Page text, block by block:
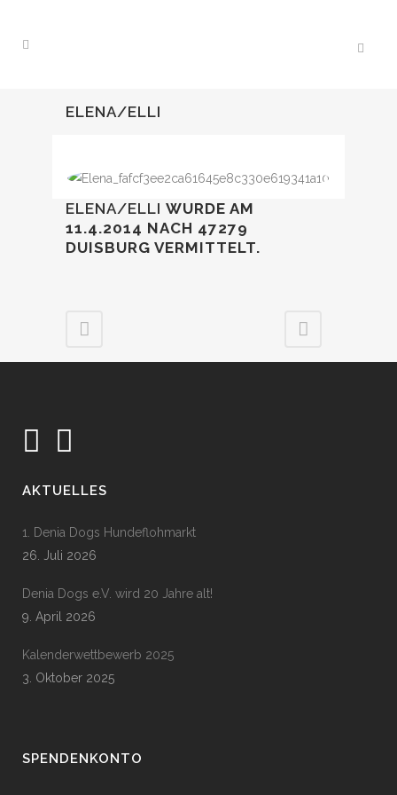
ELENA/ELLI
ELENA/ELLI WURDE AM
11.4.2014 NACH 47279
DUISBURG VERMITTELT.
AKTUELLES
1. Denia Dogs Hundeflohmarkt
26. Juli 2026
Denia Dogs e.V. wird 20 Jahre alt!
9. April 2026
Kalenderwettbewerb 2025
3. Oktober 2025
SPENDENKONTO